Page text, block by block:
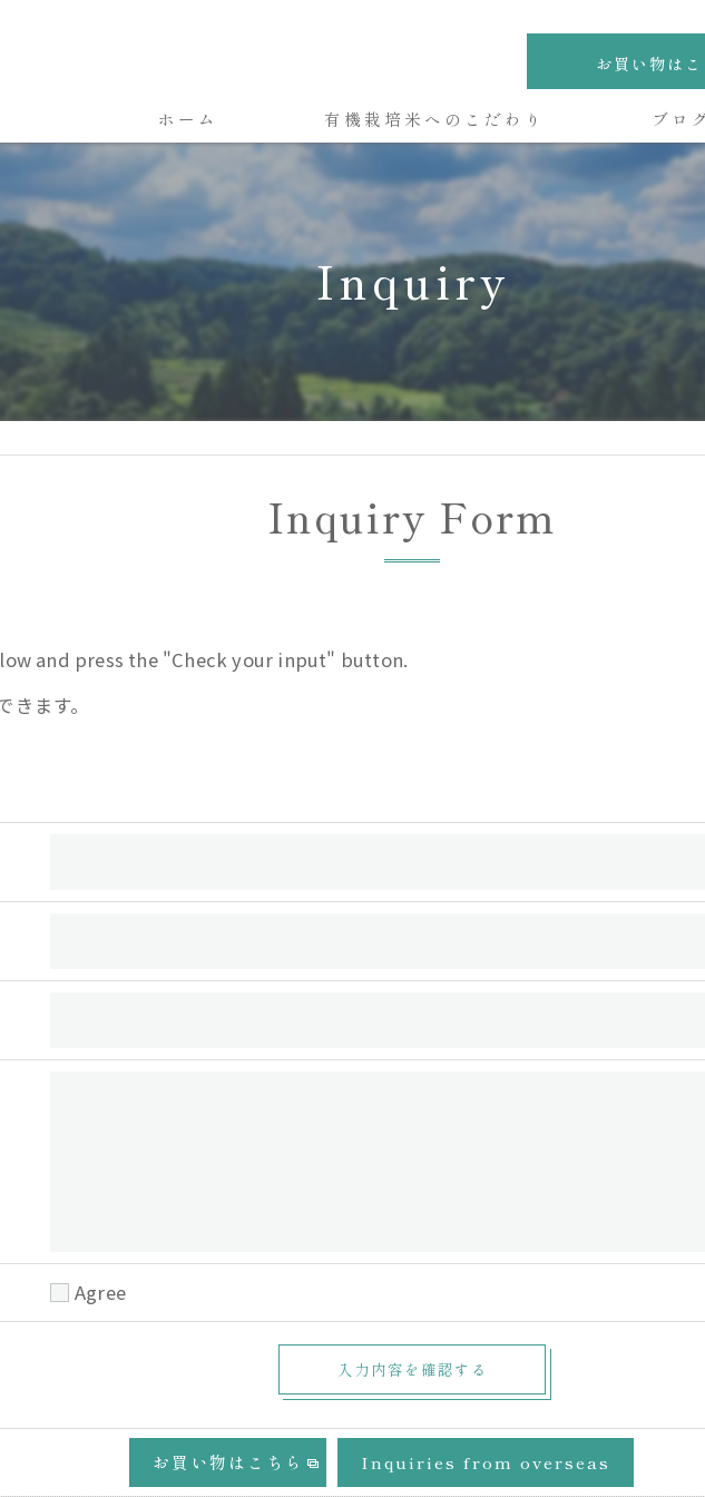
お買い物はこ
ホーム 有機栽培米へのこだわり ブロ
Inquiry
Inquiry Form
and press the "Check your input" button.
きます。
Agree
お買い物はこちら Inquiries from overseas